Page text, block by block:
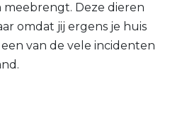
meebrengt. Deze dieren
omdat jij ergens je huis
van de vele incidenten